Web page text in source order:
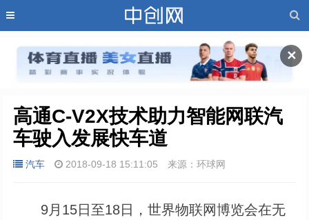
✕
高通C-V2X技术助力智能网联汽
车驶入发展快车道
汽车 2018-09-18 15:11:05 来源：环球网
9月15日至18日，世界物联网博览会在无